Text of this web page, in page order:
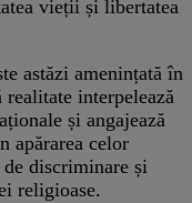
vieții și libertatea
astăzi amenințată în
interpelează
și angajează
apărarea celor
discriminare și
religioase.